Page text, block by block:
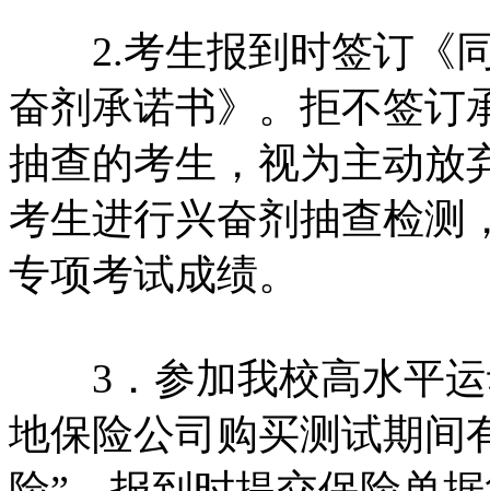
2.考生报到时签订《同
奋剂承诺书》。拒不签订
抽查的考生，视为主动放
考生进行兴奋剂抽查检测
专项考试成绩。
3．参加我校高水平运
地保险公司购买测试期间